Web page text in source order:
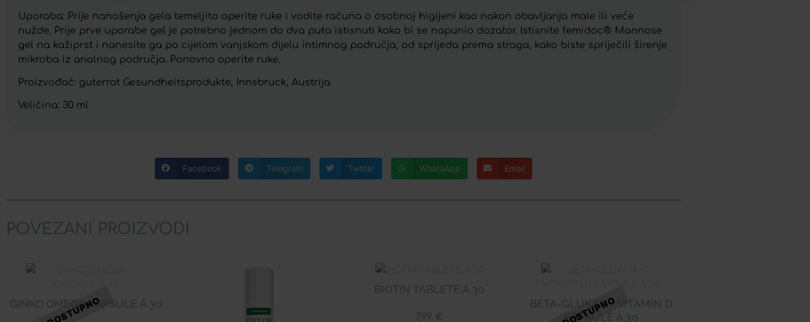
Uporaba: Prije nanošenja gela temeljito operite ruke i vodite računa o osobnoj higijeni kao nakon obavljanja male ili veće
nužde. Prije prve uporabe gel je potrebno jednom do dva puta istisnuti kako bi se napunio dozator. Istisnite femidoc® Mannose
gel na kažiprst i nanesite ga po cijelom vanjskom dijelu intimnog područja, od sprijeda prema straga, kako biste spriječili širenje
mikroba iz analnog područja. Ponovno operite ruke.
Proizvođač: guterrat Gesundheitsprodukte, Innsbruck, Austrija
Veličina: 30 ml
Facebook Telegram Twitter WhatsApp Email
POVEZANI PROIZVODI
GINKO OMEGA KAPSULE Á 30
BIOTIN TABLETE Á 30
7,99 €
BETA-GLUKAN + VITAMIN D
KAPSULE Á 30